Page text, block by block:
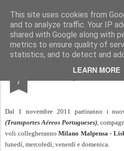
This site uses cookies from
and to analyze traffic. Your IP
shared with Google along with
metrics to ensure quality of
statistics, and to detect and
LEARN MORE
Simple Crs Blog Curiosità e notizie
Pages
7 Nuovi operativi
Dal 1 novembre 2011 partiranno i
(Transportes Aéreos Portugueses),
voli collegheranno Milano Malpensa -
lunedì, mercoledì, venerdì e domenica.